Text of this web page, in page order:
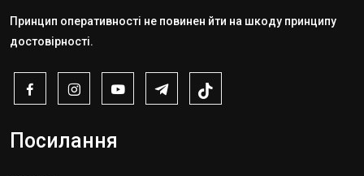
Принцип оперативності не повинен йти на шкоду принципу
достовірності.
Посилання